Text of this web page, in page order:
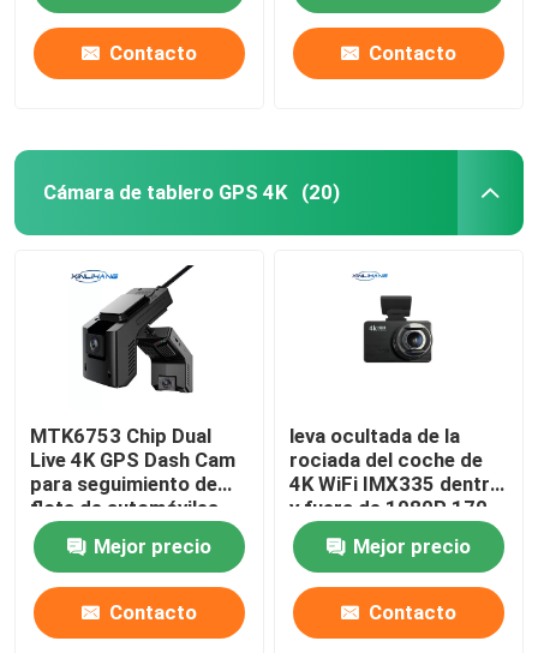
Contacto Contacto
Cámara de tablero GPS 4K (20)
MTK6753 Chip Dual
Live 4K GPS Dash Cam
para seguimiento de
flota de automóviles
estacionados
Mejor precio
Contacto
leva ocultada de la
rociada del coche de
4K WiFi IMX335 dentro
y fuera de 1080P 170
grados
Mejor precio
Contacto